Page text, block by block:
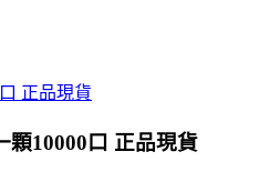
顆10000口 正品現貨